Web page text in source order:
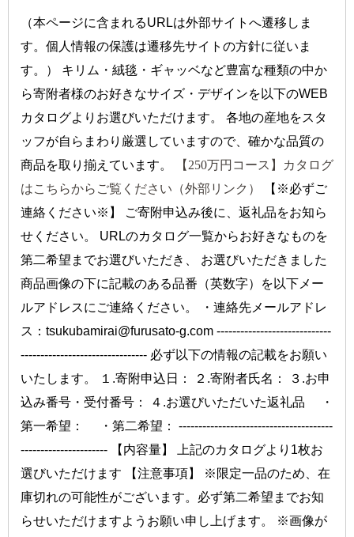
（本ページに含まれるURLは外部サイトへ遷移しま
す。個人情報の保護は遷移先サイトの方針に従いま
す。） キリム・絨毯・ギャッベなど豊富な種類の中か
ら寄附者様のお好きなサイズ・デザインを以下のWEB
カタログよりお選びいただけます。 各地の産地をスタ
ッフが自らまわり厳選していますので、確かな品質の
商品を取り揃えています。
【250万円コース】カタログ
はこちらからご覧ください（外部リンク）
【※必ずご
連絡ください※】 ご寄附申込み後に、返礼品をお知ら
せください。 URLのカタログ一覧からお好きなものを
第二希望までお選びいただき、 お選びいただきました
商品画像の下に記載のある品番（英数字）を以下メー
ルアドレスにご連絡ください。 ・連絡先メールアドレ
ス：tsukubamirai@furusato-g.com -----------------------------
-------------------------------- 必ず以下の情報の記載をお願い
いたします。 １.寄附申込日： ２.寄附者氏名： ３.お申
込み番号・受付番号： ４.お選びいただいた返礼品 ・
第一希望： ・第二希望： ---------------------------------------
---------------------- 【内容量】 上記のカタログより1枚お
選びいただけます 【注意事項】 ※限定一品のため、在
庫切れの可能性がございます。必ず第二希望までお知
らせいただけますようお願い申し上げます。 ※画像が